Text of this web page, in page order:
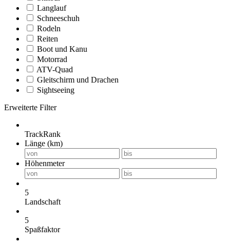
Langlauf
Schneeschuh
Rodeln
Reiten
Boot und Kanu
Motorrad
ATV-Quad
Gleitschirm und Drachen
Sightseeing
Erweiterte Filter
TrackRank
Länge (km)
Höhenmeter
5
Landschaft
5
Spaßfaktor